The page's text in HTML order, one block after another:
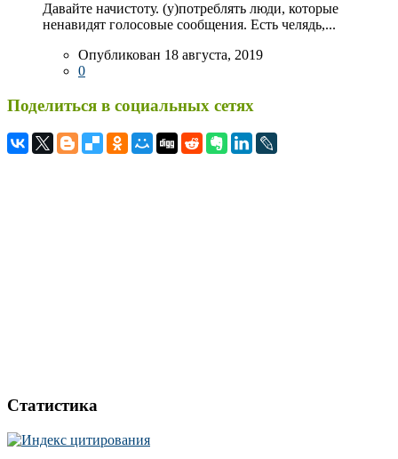
Давайте начистоту. (у)потреблять люди, которые
ненавидят голосовые сообщения. Есть челядь,...
Опубликован 18 августа, 2019
0
Поделиться в социальных сетях
Статистика